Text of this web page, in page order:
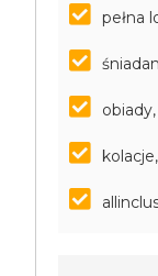
pełna